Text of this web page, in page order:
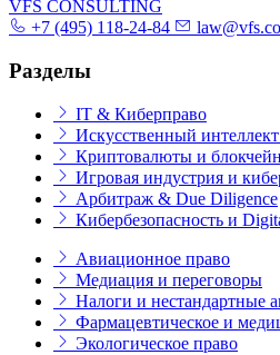
VFS CONSULTING
+7 (495) 118-24-84
Разделы
IT & Киберправо
Искусственный
Криптовалюты и блокчейн
Игровая индустрия и
Арбитраж & Due Diligence
Кибербезопасность и
Авиационное право
Медиация и переговоры
Налоги и нестандартные
Фармацевтическое и
Экологическое право